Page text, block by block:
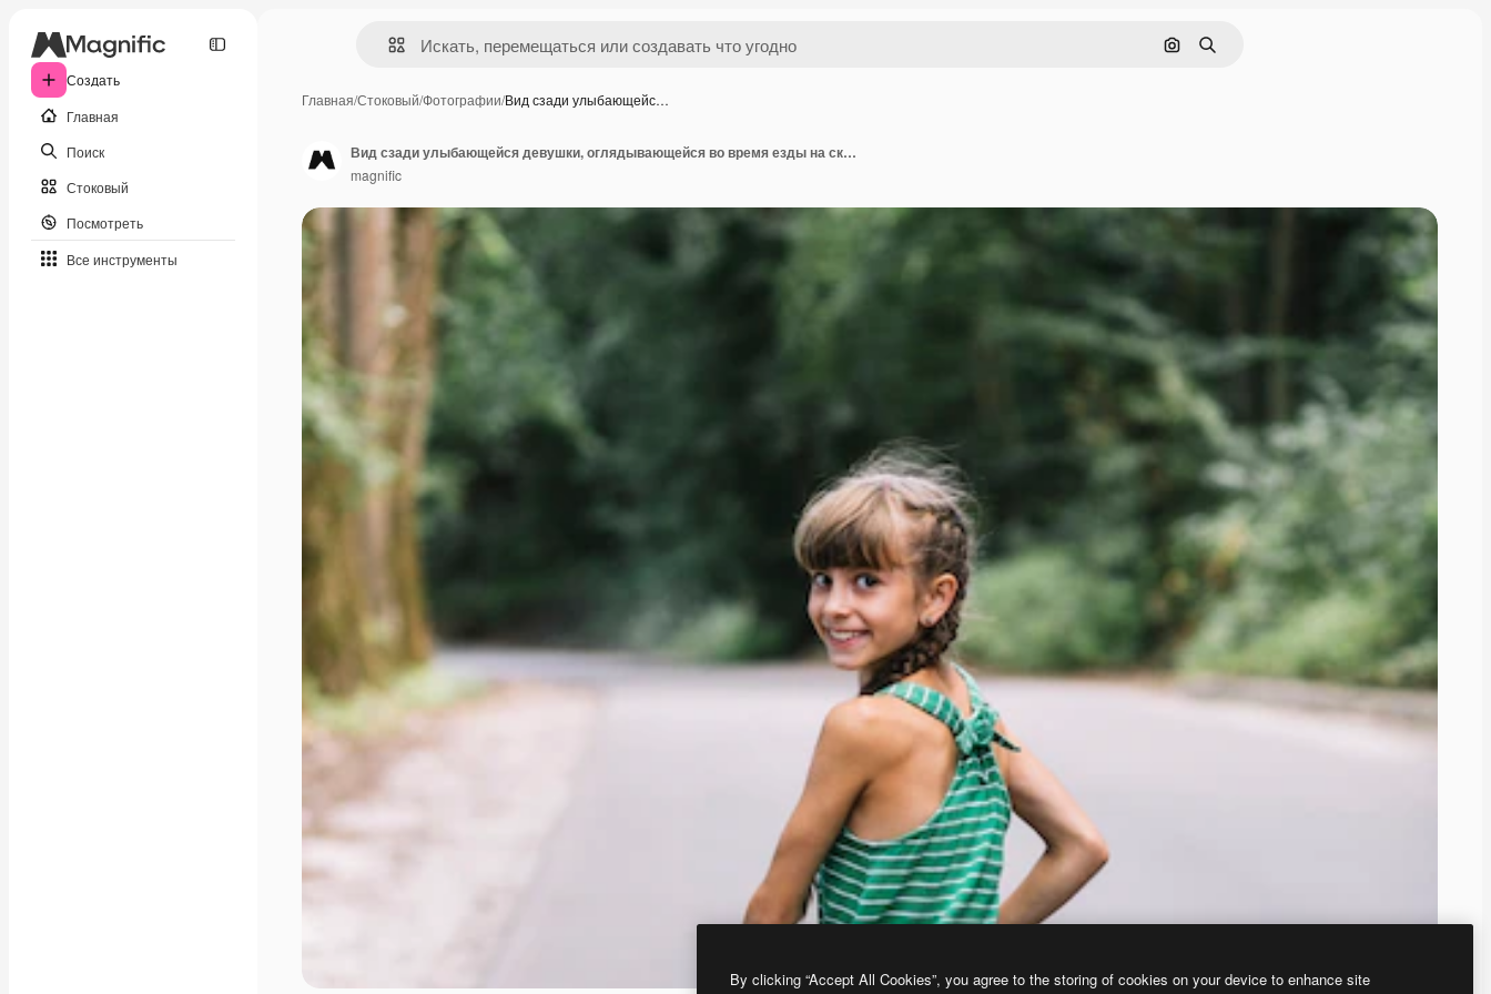
Создать
Главная
Поиск
Стоковый
Посмотреть
Все инструменты
Поиск по изображению
Поиск
Главная/Стоковый/Фотографии/Вид сзади улыбающейс…
Вид сзади улыбающейся девушки, оглядывающейся во время езды на скутере по дороге
magnific
By clicking “Accept All Cookies”, you agree to the storing of cookies on your device to enhance site